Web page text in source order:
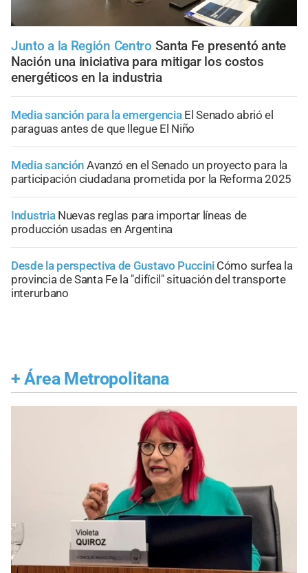
Junto a la Región Centro Santa Fe presentó ante
Nación una iniciativa para mitigar los costos
energéticos en la industria
Media sanción para la emergencia El Senado abrió el
paraguas antes de que llegue El Niño
Media sanción Avanzó en el Senado un proyecto para la
participación ciudadana prometida por la Reforma 2025
Industria Nuevas reglas para importar líneas de
producción usadas en Argentina
Desde la perspectiva de Gustavo Puccini Cómo surfea la
provincia de Santa Fe la "difícil" situación del transporte
interurbano
+ Área Metropolitana